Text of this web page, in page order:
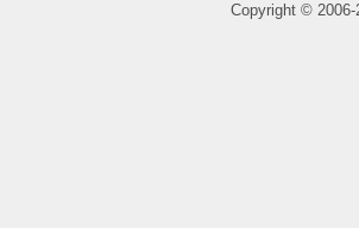
Copyright ©